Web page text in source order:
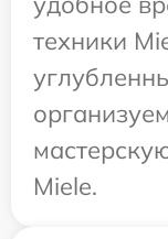
техники
Miele.